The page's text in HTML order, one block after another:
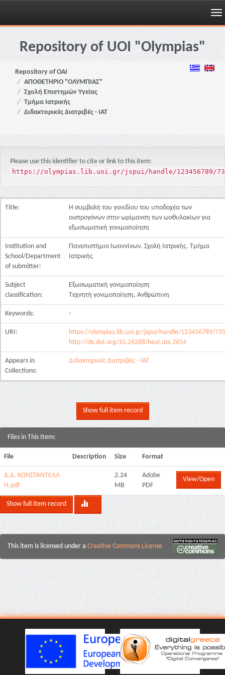
Skip
navigationRepository of UOI "Olympias"
Repository of OAI
ΑΠΟΘΕΤΗΡΙΟ "ΟΛΥΜΠΙΑΣ"
Σχολή Επιστημών Υγείας
Τμήμα Ιατρικής
Διδακτορικές Διατριβές - ΙΑΤ
Please use this identifier to cite or link to this item:
https://olympias.lib.uoi.gr/jspui/handle/123456789/
Title:
Η συμβολή του γονιδίου του υποδοχέα των
οιστρογόνων στην ωρίμανση των ωοθυλακίων για
εξωσωματική γονιμοποίηση
Institution and
School/Department
of submitter:
Πανεπιστήμιο Ιωαννίνων. Σχολή Ιατρικής. Τμήμα
Ιατρικής
Subject
classification:
Εξωσωματική γονιμοποίηση
Τεχνητή γονιμοποίηση, Ανθρώπινη
Keywords: -
URI:
https://olympias.lib.uoi.gr/jspui/handle/123456789/
http://dx.doi.org/10.26268/heal.uoi.2654
Appears in
Collections:
Διδακτορικές Διατριβές - ΙΑΤ
Show full item record
Files in This Item:
File Description Size Format
Δ.Δ. ΚΩΝΣΤΑΝΤΕΛΛ
Η.pdf
2.24
MB
Adobe
PDF
View/Open
Show full item record
This item is licensed under a Creative Commons License